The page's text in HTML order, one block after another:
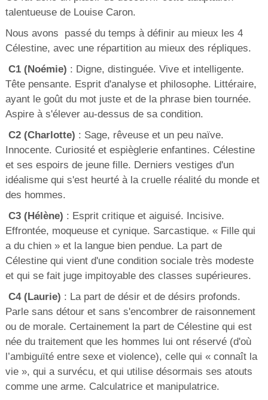
talentueuse de Louise Caron.
Nous avons passé du temps à définir au mieux les 4
Célestine, avec une répartition au mieux des répliques.
C1 (Noémie) : Digne, distinguée. Vive et intelligente.
Tête pensante. Esprit d'analyse et philosophe. Littéraire,
ayant le goût du mot juste et de la phrase bien tournée.
Aspire à s'élever au-dessus de sa condition.
C2 (Charlotte) : Sage, rêveuse et un peu naïve.
Innocente. Curiosité et espièglerie enfantines. Célestine
et ses espoirs de jeune fille. Derniers vestiges d'un
idéalisme qui s'est heurté à la cruelle réalité du monde et
des hommes.
C3 (Hélène) : Esprit critique et aiguisé. Incisive.
Effrontée, moqueuse et cynique. Sarcastique. « Fille qui
a du chien » et la langue bien pendue. La part de
Célestine qui vient d'une condition sociale très modeste
et qui se fait juge impitoyable des classes supérieures.
C4 (Laurie) : La part de désir et de désirs profonds.
Parle sans détour et sans s'encombrer de raisonnement
ou de morale. Certainement la part de Célestine qui est
née du traitement que les hommes lui ont réservé (d'où
l’ambiguïté entre sexe et violence), celle qui « connaît la
vie », qui a survécu, et qui utilise désormais ses atouts
comme une arme. Calculatrice et manipulatrice.